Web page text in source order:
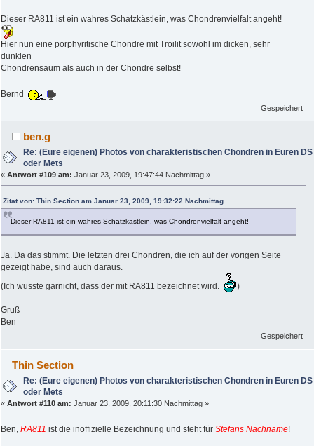
Dieser RA811 ist ein wahres Schatzkästlein, was Chondrenvielfalt angeht!
Hier nun eine porphyritische Chondre mit Troilit sowohl im dicken, sehr
dunklen
Chondrensaum als auch in der Chondre selbst!
Bernd
Gespeichert
ben.g
Re: (Eure eigenen) Photos von charakteristischen Chondren in Euren DS
oder Mets
« Antwort #109 am: Januar 23, 2009, 19:47:44 Nachmittag »
Zitat von: Thin Section am Januar 23, 2009, 19:32:22 Nachmittag
Dieser RA811 ist ein wahres Schatzkästlein, was Chondrenvielfalt angeht!
Ja. Da das stimmt. Die letzten drei Chondren, die ich auf der vorigen Seite
gezeigt habe, sind auch daraus.
(Ich wusste garnicht, dass der mit RA811 bezeichnet wird.
)
Gruß
Ben
Gespeichert
Thin Section
Re: (Eure eigenen) Photos von charakteristischen Chondren in Euren DS
oder Mets
« Antwort #110 am: Januar 23, 2009, 20:11:30 Nachmittag »
Ben, RA811 ist die inoffizielle Bezeichnung und steht für Stefans Nachname!